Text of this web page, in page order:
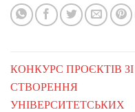
КОНКУРС ПРОЄКТІВ ЗІ
СТВОРЕННЯ
УНІВЕРСИТЕТСЬКИХ